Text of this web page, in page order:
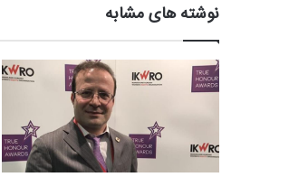
نوشته های مشابه